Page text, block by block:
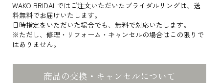
WAKO BRIDALではご注文いただいたブライダルリングは、送
料無料でお届けいたします。
日時指定をいただいた場合でも、無料で対応いたします。
※ただし、修理・リフォーム・キャンセルの場合はこの限りで
はありません。
商品の交換・キャンセルについて